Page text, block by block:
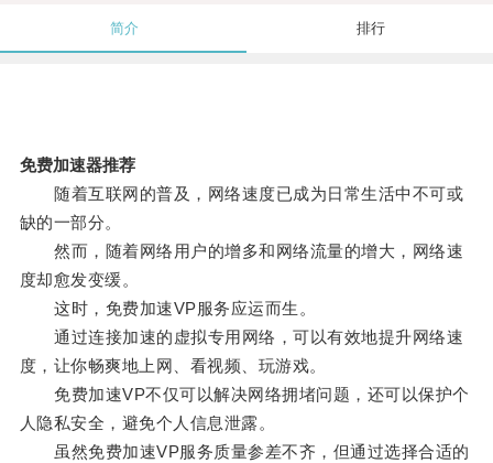
简介 排行
免费加速器推荐
随着互联网的普及，网络速度已成为日常生活中不可或
缺的一部分。
然而，随着网络用户的增多和网络流量的增大，网络速
度却愈发变缓。
这时，免费加速VP服务应运而生。
通过连接加速的虚拟专用网络，可以有效地提升网络速
度，让你畅爽地上网、看视频、玩游戏。
免费加速VP不仅可以解决网络拥堵问题，还可以保护个
人隐私安全，避免个人信息泄露。
虽然免费加速VP服务质量参差不齐，但通过选择合适的